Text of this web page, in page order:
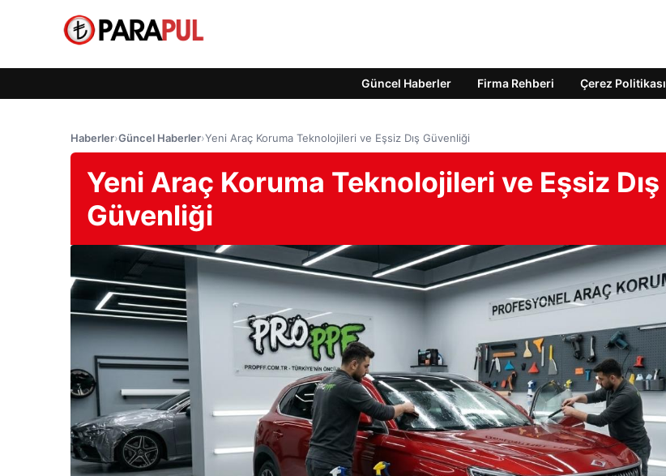
Güncel Haberler Firma Rehberi Çerez Politikası
Haberler›Güncel Haberler›Yeni Araç Koruma Teknolojileri ve Eşsiz Dış Güvenliği
Yeni Araç Koruma Teknolojileri ve Eşsiz Dış
Güvenliği